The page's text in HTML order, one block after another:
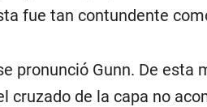
fue tan contundente
pronunció Gunn. De esta
cruzado de la capa no